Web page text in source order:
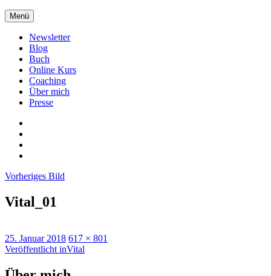
Zum
Inhalt
springen
Menü
Newsletter
Blog
Buch
Online Kurs
Coaching
Über mich
Presse
Vorheriges Bild
Vital_01
Veröffentlicht
am
25. Januar 2018 Originalgröße
617 × 801
Beitragsnavigation
Veröffentlicht inVital